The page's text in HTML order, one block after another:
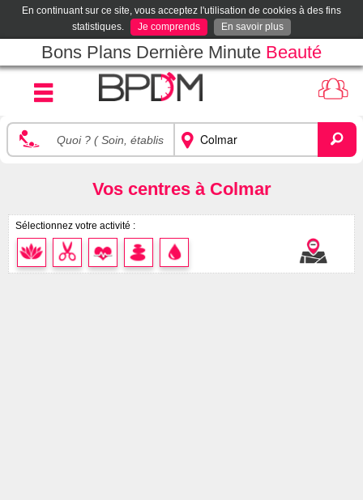
En continuant sur ce site, vous acceptez l'utilisation de cookies à des fins
statistiques.
Je comprends En savoir plus
Bons Plans Dernière Minute Beauté
Vos centres à Colmar
Sélectionnez votre activité :